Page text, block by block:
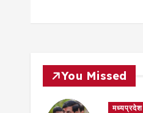
You Missed
मध्यप्रदेश